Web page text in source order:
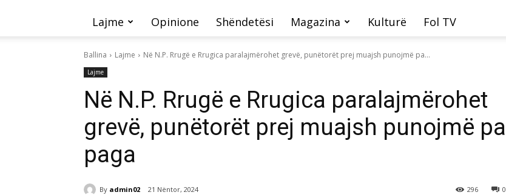
Lajme Opinione Shëndetësi Magazina Kulturë Fol TV
Ballina Lajme Në N.P. Rrugë e Rrugica paralajmërohet grevë, punëtorët prej muajsh punojmë pa...
Lajme
Në N.P. Rrugë e Rrugica paralajmërohet
grevë, punëtorët prej muajsh punojmë pa
paga
By admin02 21 Nëntor, 2024 0
296